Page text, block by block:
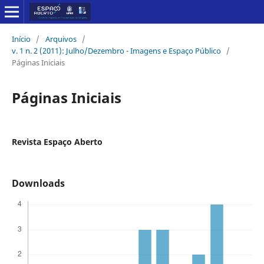
Início / Arquivos /
v. 1 n. 2 (2011): Julho/Dezembro - Imagens e Espaço Público /
Páginas Iniciais
Páginas Iniciais
Revista Espaço Aberto
Downloads